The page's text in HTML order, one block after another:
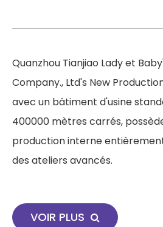
Quanzhou Tianjiao Lady et
Company., Ltd's New
avec un bâtiment d'usine
400000 mètres carrés,
production interne
des ateliers avancés.
VOIR PLUS